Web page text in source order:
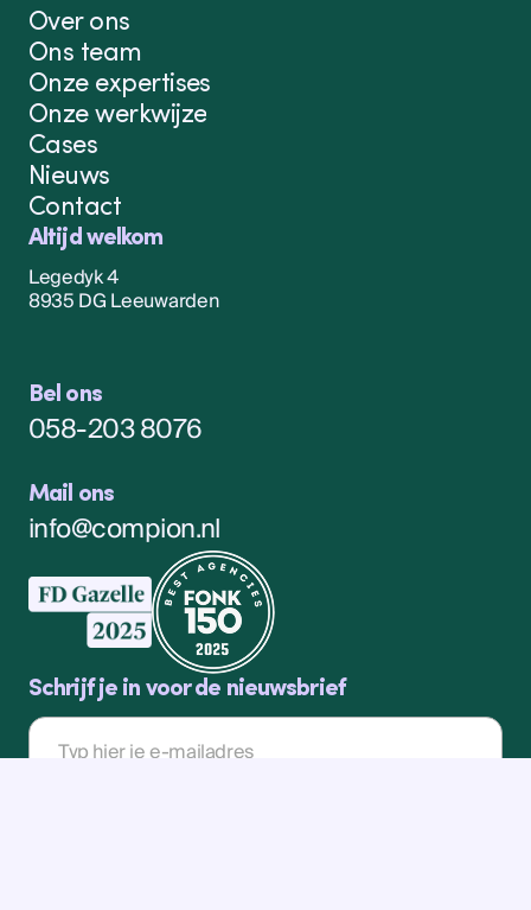
Over ons
Ons team
Onze expertises
Onze werkwijze
Cases
Nieuws
Contact
Altijd welkom
Legedyk 4
8935 DG Leeuwarden
Bel ons
058-203 8076
Mail ons
info@compion.nl
Schrijf je in voor de nieuwsbrief
E-
mailadres